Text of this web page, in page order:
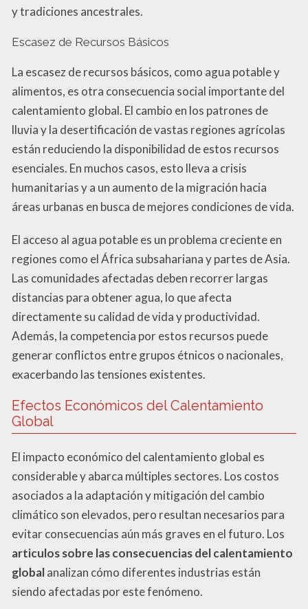
y tradiciones ancestrales.
Escasez de Recursos Básicos
La escasez de recursos básicos, como agua potable y
alimentos, es otra consecuencia social importante del
calentamiento global. El cambio en los patrones de
lluvia y la desertificación de vastas regiones agrícolas
están reduciendo la disponibilidad de estos recursos
esenciales. En muchos casos, esto lleva a crisis
humanitarias y a un aumento de la migración hacia
áreas urbanas en busca de mejores condiciones de vida.
El acceso al agua potable es un problema creciente en
regiones como el África subsahariana y partes de Asia.
Las comunidades afectadas deben recorrer largas
distancias para obtener agua, lo que afecta
directamente su calidad de vida y productividad.
Además, la competencia por estos recursos puede
generar conflictos entre grupos étnicos o nacionales,
exacerbando las tensiones existentes.
Efectos Económicos del Calentamiento
Global
El impacto económico del calentamiento global es
considerable y abarca múltiples sectores. Los costos
asociados a la adaptación y mitigación del cambio
climático son elevados, pero resultan necesarios para
evitar consecuencias aún más graves en el futuro. Los
articulos sobre las consecuencias del calentamiento
globalanalizan cómo diferentes industrias están
siendo afectadas por este fenómeno.